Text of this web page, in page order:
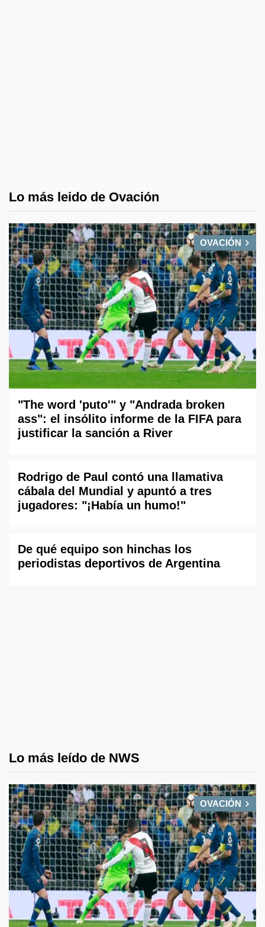
Lo más leido de Ovación
OVACIÓN
"The word 'puto'" y "Andrada broken
ass": el insólito informe de la FIFA para
justificar la sanción a River
Rodrigo de Paul contó una llamativa
cábala del Mundial y apuntó a tres
jugadores: "¡Había un humo!"
De qué equipo son hinchas los
periodistas deportivos de Argentina
Lo más leído de NWS
OVACIÓN